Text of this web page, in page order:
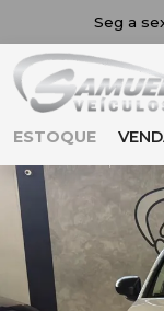
Seg a
ESTOQUE